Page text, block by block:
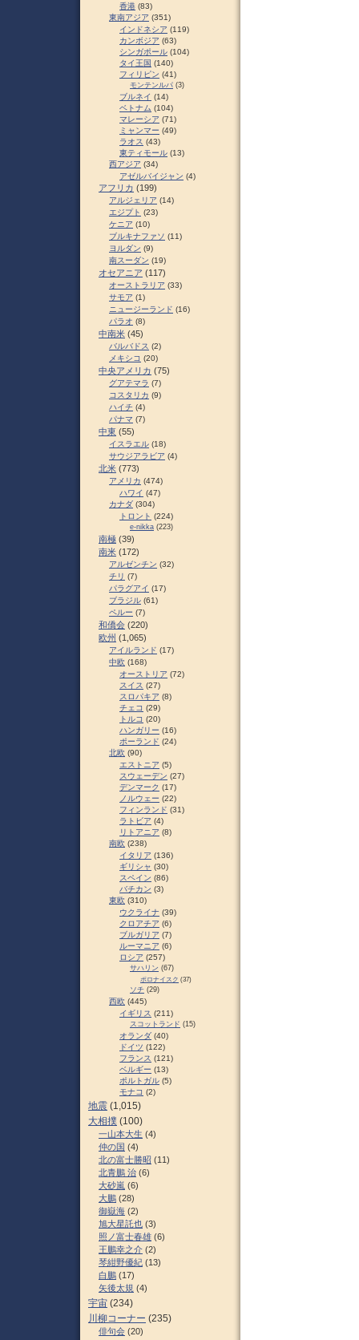
香港 (83)
東南アジア (351)
インドネシア (119)
カンボジア (63)
シンガポール (104)
タイ王国 (140)
フィリピン (41)
モンテンルパ (3)
ブルネイ (14)
ベトナム (104)
マレーシア (71)
ミャンマー (49)
ラオス (43)
東ティモール (13)
西アジア (34)
アゼルバイジャン (4)
アフリカ (199)
アルジェリア (14)
エジプト (23)
ケニア (10)
ブルキナファソ (11)
ヨルダン (9)
南スーダン (19)
オセアニア (117)
オーストラリア (33)
サモア (1)
ニュージーランド (16)
パラオ (8)
中南米 (45)
バルバドス (2)
メキシコ (20)
中央アメリカ (75)
グアテマラ (7)
コスタリカ (9)
ハイチ (4)
パナマ (7)
中東 (55)
イスラエル (18)
サウジアラビア (4)
北米 (773)
アメリカ (474)
ハワイ (47)
カナダ (304)
トロント (224)
e-nikka (223)
南極 (39)
南米 (172)
アルゼンチン (32)
チリ (7)
パラグアイ (17)
ブラジル (61)
ペルー (7)
和僑会 (220)
欧州 (1,065)
アイルランド (17)
中欧 (168)
オーストリア (72)
スイス (27)
スロパキア (8)
チェコ (29)
トルコ (20)
ハンガリー (16)
ポーランド (24)
北欧 (90)
エストニア (5)
スウェーデン (27)
デンマーク (17)
ノルウェー (22)
フィンランド (31)
ラトビア (4)
リトアニア (8)
南欧 (238)
イタリア (136)
ギリシャ (30)
スペイン (86)
バチカン (3)
東欧 (310)
ウクライナ (39)
クロアチア (6)
ブルガリア (7)
ルーマニア (6)
ロシア (257)
サハリン (67)
ポロナイスク (37)
ソチ (29)
西欧 (445)
イギリス (211)
スコットランド (15)
オランダ (40)
ドイツ (122)
フランス (121)
ベルギー (13)
ポルトガル (5)
モナコ (2)
地震 (1,015)
大相撲 (100)
一山本大生 (4)
仲の国 (4)
北の富士勝昭 (11)
北青鵬 治 (6)
大砂嵐 (6)
大鵬 (28)
御嶽海 (2)
旭大星託也 (3)
照ノ富士春雄 (6)
王鵬幸之介 (2)
琴紺野優紀 (13)
白鵬 (17)
矢後太規 (4)
宇宙 (234)
川柳コーナー (235)
俳句会 (20)